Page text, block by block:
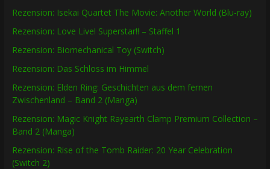
Rezension: Isekai Quartet The Movie: Another World (Blu-ray)
Rezension: Love Live! Superstar!! – Staffel 1
Rezension: Biomechanical Toy (Switch)
Rezension: Das Schloss im Himmel
Rezension: Elden Ring: Geschichten aus dem fernen
Zwischenland – Band 2 (Manga)
Rezension: Magic Knight Rayearth Clamp Premium Collection –
Band 2 (Manga)
Rezension: Rise of the Tomb Raider: 20 Year Celebration
(Switch 2)